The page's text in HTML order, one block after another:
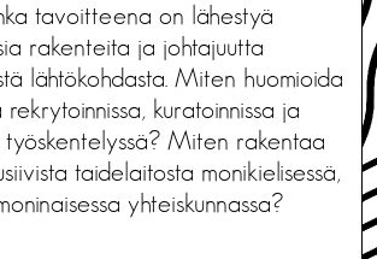
tavoitteena on lähestyä
rakenteita ja johtajuutta
lähtökohdasta. Miten huomioida
rekrytoinnissa, kuratoinnissa ja
työskentelyssä? Miten rakentaa
taidelaitosta monikielisessä,
yhteiskunnassa?